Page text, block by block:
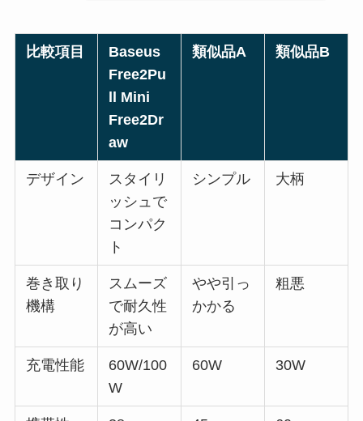
比較項目
Baseus
Free2Pu
ll Mini
Free2Dr
aw
類似品A 類似品B
デザイン
スタイリ
ッシュで
コンパク
ト
シンプル 大柄
巻き取り
機構
スムーズ
で耐久性
が高い
やや引っ
かかる
粗悪
充電性能
60W/100
W
60W 30W